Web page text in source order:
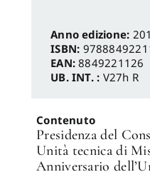
Anno edizione:
ISBN:
EAN:8849221126
UB. INT. : V27h R
Contenuto
Presidenza del
Unità tecnica di
Anniversario